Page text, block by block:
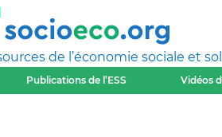
de l’économie sociale et
Publications de l’ESS Vidéos